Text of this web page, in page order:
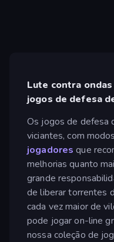
Lute contra
jogos de defesa
Os jogos de defesa
viciantes, com
jogadores que
melhorias quanto
grande
de liberar torrentes
cada vez maior de
pode jogar on-line
nossa coleção de